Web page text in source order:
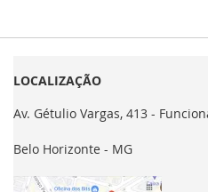
LOCALIZAÇÃO
Av. Gétulio Vargas, 413 -
Belo Horizonte - MG